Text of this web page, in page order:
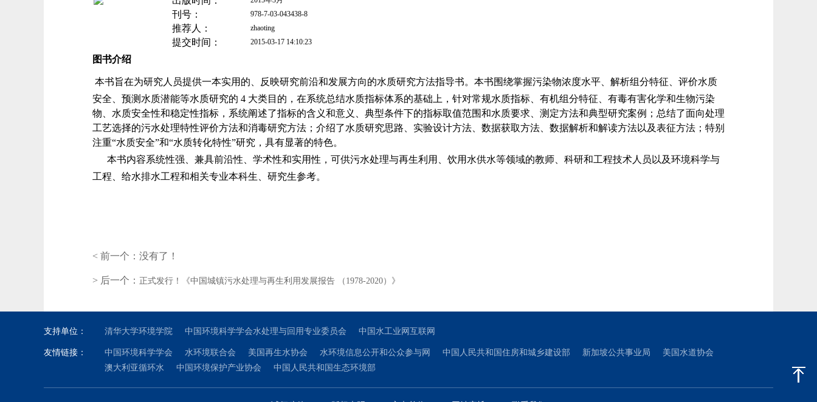
刊号： 978-7-03-043438-8
推荐人： zhaoting
提交时间： 2015-03-17 14:10:23
图书介绍
本书旨在为研究人员提供一本实用的、反映研究前沿和发展方向的水质研究方法指导书。本书围绕掌握污染物浓度水平、解析组分特征、评价水质
安全、预测水质潜能等水质研究的 4 大类目的，在系统总结水质指标体系的基础上，针对常规水质指标、有机组分特征、有毒有害化学和生物污染
物、水质安全性和稳定性指标，系统阐述了指标的含义和意义、典型条件下的指标取值范围和水质要求、 测定方法和典型研究案例；总结了面向处理
工艺选择的污水处理特性评价方法和消毒研究方法；介绍了水质研究思路、实验设计方法、数据获取方法、数据解析和解读方法以及表征方法；特别
注重“水质安全”和“水质转化特性”研究，具有显著的特色。
本书内容系统性强、兼具前沿性、学术性和实用性，可供污水处理与再生利 用、饮用水供水等领域的教师、科研和工程技术人员以及环境科学与
工程、给水排水工程和相关专业本科生、研究生参考。
< 前一个：没有了！
> 后一个： 正式发行！《中国城镇污水处理与再生利用发展报告 （1978-2020）》
支持单位： 清华大学环境学院 中国环境科学学会水处理与回用专业委员会 中国水工业网互联网
友情链接： 中国环境科学学会 水环境联合会 美国再生水协会 水环境信息公开和公众参与网 中国人民共和国住房和城乡建设部 新加坡公共事业局
美国水道协会
澳大利亚循环水
中国环境保护产业协会 中国人民共和国生态环境部